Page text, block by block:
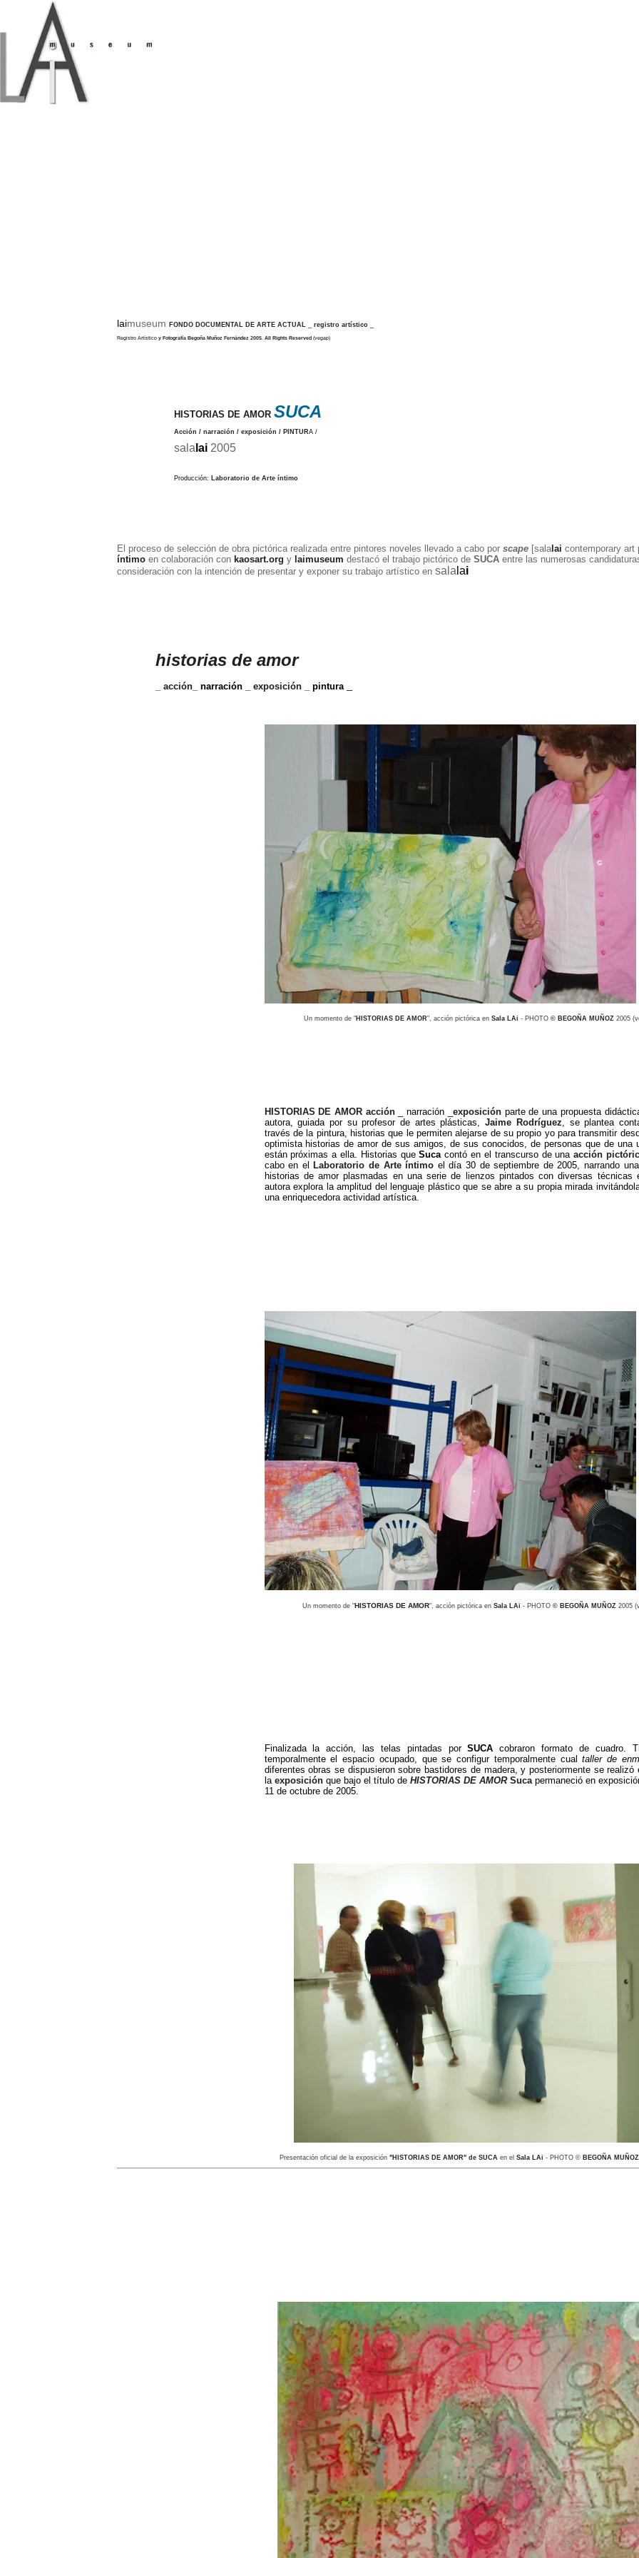
laimuseum FONDO DOCUMENTAL DE ARTE ACTUAL registro artístico
Registro Artístico y Fotografía Begoña Muñoz Fernández 2005 All Rights Reserved (vegap)
HISTORIAS DE AMOR SUCA
Acción / narración / exposición / PINTURA /
sala lai 2005
Producción: Laboratorio de Arte íntimo
El proceso de selección de obra pictórica realizada entre pintores noveles llevado a cabo por scape [salalai contemporary
íntimo en colaboración con kaosart.org y laimuseum destacó el trabajo pictórico de SUCA entre las numerosas
consideración con la intención de presentar y exponer su trabajo artístico en sala lai
historias de amor
_ acción_ narración _ exposición _ pintura
Un momento de " HISTORIAS DE AMOR", acción pictórica en Sala LAi - PHOTO © BEGOÑA MUÑOZ 2005
HISTORIAS DE AMOR acción _ narración _ exposiciónparte de una propuesta
autora, guiada por su profesor de artes plásticas,Jaime Rodríguez, se plantea
través de la pintura, historias que le permiten alejarse de su propio yo para transmitir
optimista historias de amor de sus amigos, de sus conocidos, de personas que de una
están próximas a ella. Historias queSucacontó en el transcurso de unaacción
cabo en el
Laboratorio de Arte íntimo el día 30 de septiembre de 2005, narrando
historias de amor plasmadas en una serie de lienzos pintados con diversas técnicas
autora explora la amplitud del lenguaje plástico que se abre a su propia mirada
una enriquecedora actividad artística.
Un momento de "HISTORIAS DE AMOR", acción pictórica enSala LAi - PHOTO © BEGOÑA MUÑOZ 2005
Finalizada la acción, las telas pintadas porSUCA cobraron formato de cuadro.
temporalmente el espacio ocupado, que se configur temporalmente cualtaller de
diferentes obras se dispusieron sobre bastidores de madera, y posteriormente se realizó
la exposiciónque bajo el título de HISTORIAS DE AMOR Suca permaneció en
11 de octubre de 2005.
Presentación oficial de la exposición "HISTORIAS DE AMOR" de SUCAen el Sala LAi - PHOTO © BEGOÑA